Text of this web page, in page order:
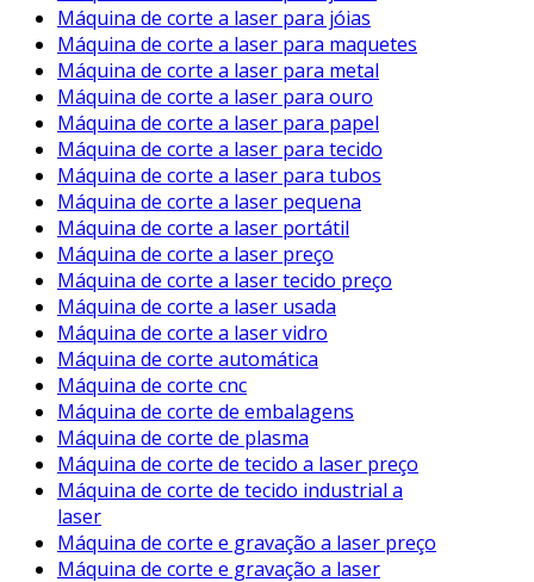
Máquina de corte a laser para jóias
Máquina de corte a laser para maquetes
Máquina de corte a laser para metal
Máquina de corte a laser para ouro
Máquina de corte a laser para papel
Máquina de corte a laser para tecido
Máquina de corte a laser para tubos
Máquina de corte a laser pequena
Máquina de corte a laser portátil
Máquina de corte a laser preço
Máquina de corte a laser tecido preço
Máquina de corte a laser usada
Máquina de corte a laser vidro
Máquina de corte automática
Máquina de corte cnc
Máquina de corte de embalagens
Máquina de corte de plasma
Máquina de corte de tecido a laser preço
Máquina de corte de tecido industrial a
laser
Máquina de corte e gravação a laser preço
Máquina de corte e gravação a laser